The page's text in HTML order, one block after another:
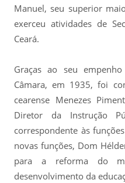
Manuel, seu superior
exerceu atividades de
Ceará.
Graças ao seu
Câmara, em 1935, foi
cearense Menezes
Diretor da Instrução
correspondente às
novas funções, Dom
para a reforma do
desenvolvimento da